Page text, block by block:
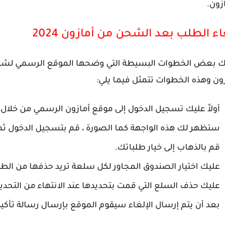
الطلب بعد الشحن من أمازون 2024
بعض الخطوات البسيطة التي وضحها الموقع الرسمي
وهذه الخطوات تتمثل فيما يلي:
أولاً عليك تسجيل الدخول إلى موقع أمازون الرسمي من خلال
ستظهر لك هذه الواجهة كما الصورة ، قم بتسجيل الدخول ثم
قم بالذهاب إلى خيار طلباتك.
عليك اختيار الصندوق المجاور لكل سلعة تريد حذفها من
عليك حذف السلع التي قمت بتحديدها عند الانتهاء من
بعد أن يتم إرسال الإلغاء سيقوم الموقع بإرسال رسالة